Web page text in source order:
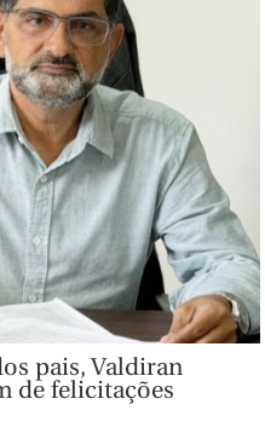
pais, Valdiran
de felicitações